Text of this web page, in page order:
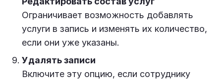
Ограничивает возможность добавлять
услуги в запись и изменять их количество,
если они уже указаны.
Удалять записи
Включите эту опцию, если сотруднику